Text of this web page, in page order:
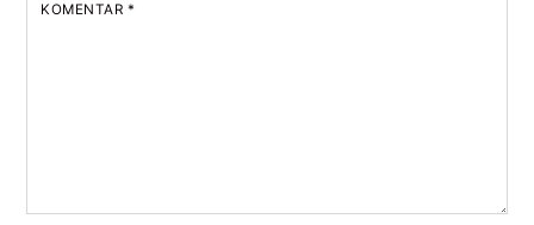
KOMENTAR *